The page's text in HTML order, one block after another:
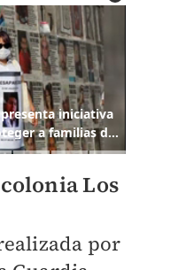
Los
por